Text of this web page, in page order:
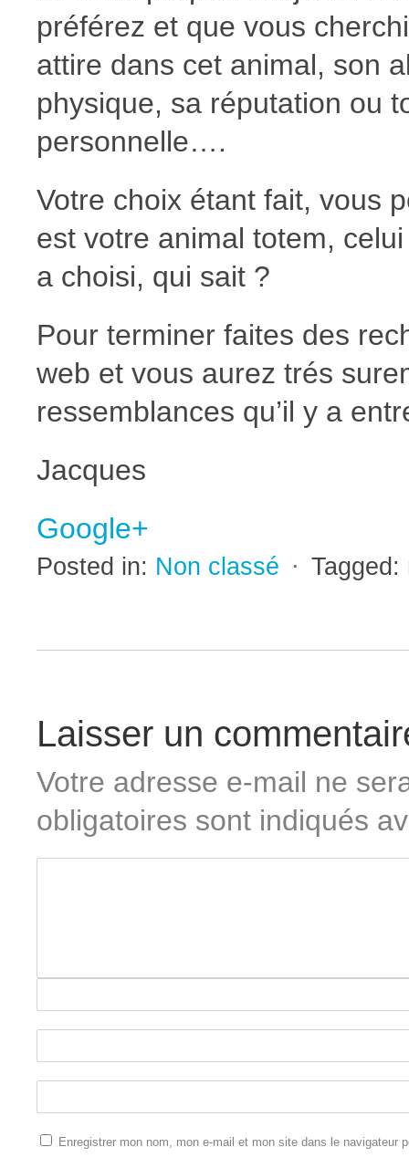
préférez et que vous
attire dans cet animal, son
physique, sa réputation ou
personnelle….
Votre choix étant fait, vous
est votre animal totem,
a choisi, qui sait ?
Pour terminer faites des
web et vous aurez trés
ressemblances qu’il y a
Jacques
Google+
Posted in: Non classé ⋅ Tagged:
Laisser un
Votre adresse e-mail ne
obligatoires sont indiqués
Enregistrer mon nom, mon e-mail et mon site dans le navigateur